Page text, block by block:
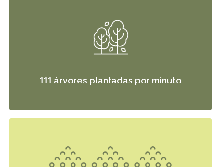
111 árvores plantadas por minuto